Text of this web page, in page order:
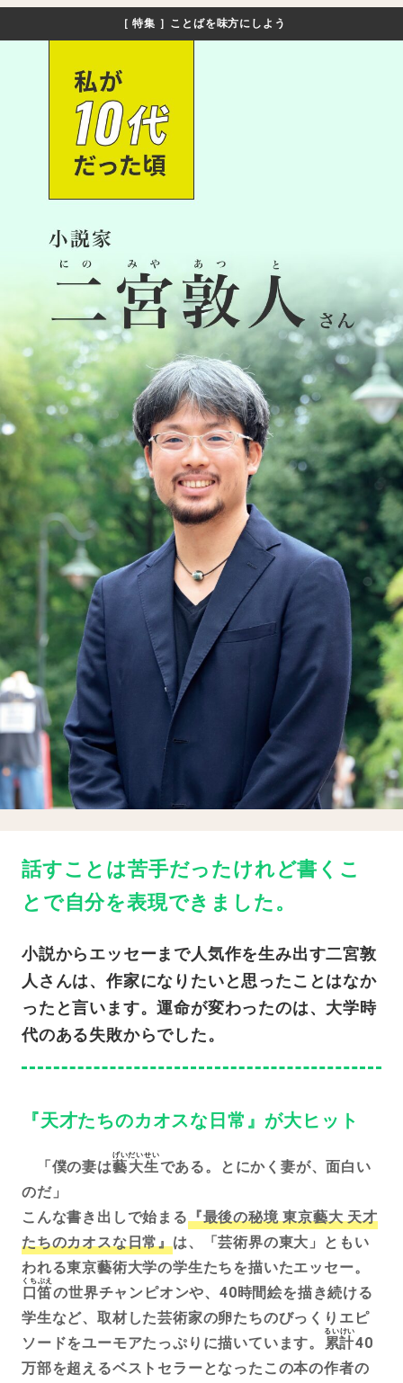
イ
［ 特集 ］ことばを味方にしよう
話すことは苦手だったけれど書くこ
とで自分を表現できました。
小説からエッセーまで人気作を生み出す二宮敦
人さんは、作家になりたいと思ったことはなか
ったと言います。運命が変わったのは、大学時
代のある失敗からでした。
『天才たちのカオスな日常』が大ヒット
「僕の妻は藝大生
げいだいせい
である。とにかく妻が、面白い
のだ」
こんな書き出しで始まる 『最後の秘境 東京藝大 天才
たちのカオスな日常』 は、「芸術界の東大」ともい
われる東京藝術大学の学生たちを描いたエッセー。
口笛
くちぶえ
の世界チャンピオンや、40時間絵を描き続ける
学生など、取材した芸術家の卵たちのびっくりエピ
ソードをユーモアたっぷりに描いています。
累計
るいけい
40
万部を超えるベストセラーとなったこの本の作者の